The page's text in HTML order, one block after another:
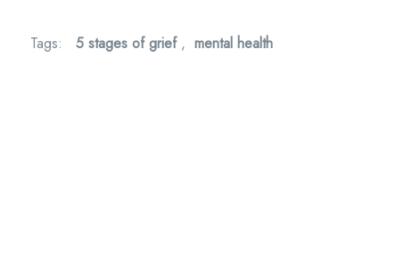
Tags: 5 stages of grief, mental health